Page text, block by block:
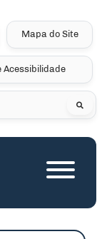
e
Mapa do Site
Acessibilidade